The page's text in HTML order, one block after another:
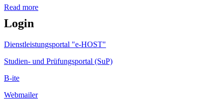
Read more
Login
Dienstleistungsportal "e-HOST"
Studien- und Prüfungsportal (SuP)
B-ite
Webmailer